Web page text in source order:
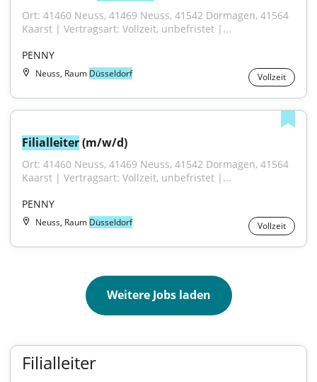
Ort: 41460 Neuss, 41469 Neuss, 41542 Dormagen, 41564
Kaarst | Vertragsart: Vollzeit, unbefristet |...
PENNY
Neuss, Raum Düsseldorf Vollzeit
Filialleiter (m/w/d)
Ort: 41460 Neuss, 41469 Neuss, 41542 Dormagen, 41564
Kaarst | Vertragsart: Vollzeit, unbefristet |...
PENNY
Neuss, Raum Düsseldorf Vollzeit
Weitere Jobs laden
Filialleiter